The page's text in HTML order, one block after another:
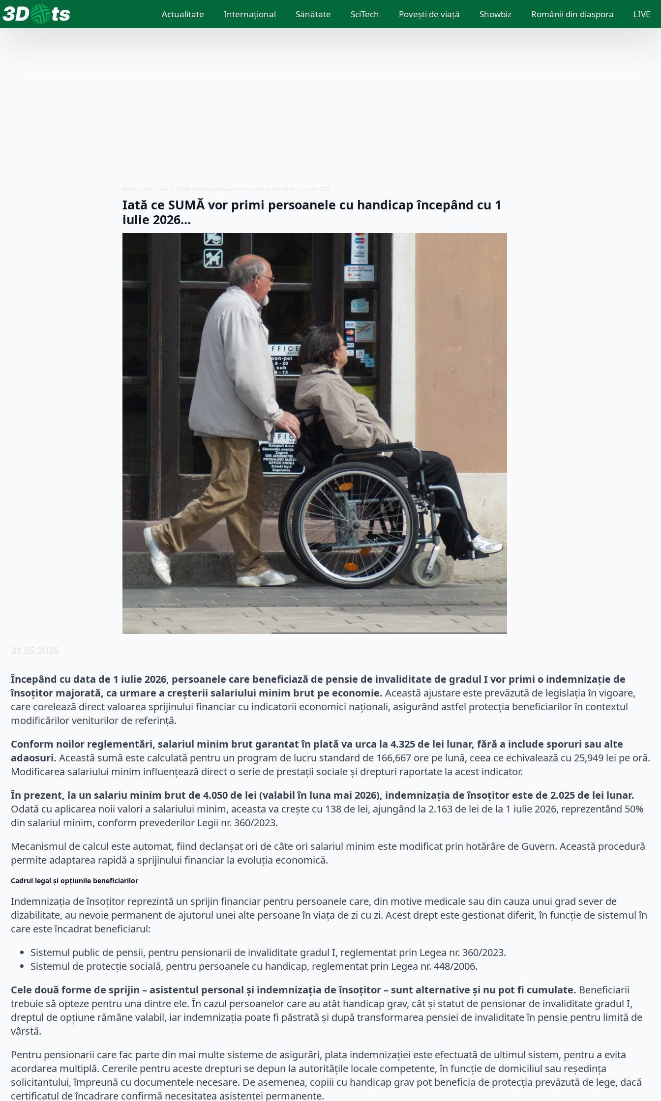
Actualitate Internațional Sănătate SciTech Povești de viață Showbiz Românii din diaspora LIVE
Iată ce SUMĂ vor primi persoanele cu handicap începând cu 1
iulie 2026…
31.05.2026
Începând cu data de 1 iulie 2026, persoanele care beneficiază de pensie de invaliditate de gradul I vor primi o indemnizație de
însoțitor majorată, ca urmare a creșterii salariului minim brut pe economie. Această ajustare este prevăzută de legislația în vigoare,
care corelează direct valoarea sprijinului financiar cu indicatorii economici naționali, asigurând astfel protecția beneficiarilor în contextul
modificărilor veniturilor de referință.
Conform noilor reglementări, salariul minim brut garantat în plată va urca la 4.325 de lei lunar, fără a include sporuri sau alte
adaosuri. Această sumă este calculată pentru un program de lucru standard de 166,667 ore pe lună, ceea ce echivalează cu 25,949 lei pe oră.
Modificarea salariului minim influențează direct o serie de prestații sociale și drepturi raportate la acest indicator.
În prezent, la un salariu minim brut de 4.050 de lei (valabil în luna mai 2026), indemnizația de însoțitor este de 2.025 de lei lunar.
Odată cu aplicarea noii valori a salariului minim, aceasta va crește cu 138 de lei, ajungând la 2.163 de lei de la 1 iulie 2026, reprezentând 50%
din salariul minim, conform prevederilor Legii nr. 360/2023.
Mecanismul de calcul este automat, fiind declanșat ori de câte ori salariul minim este modificat prin hotărâre de Guvern. Această procedură
permite adaptarea rapidă a sprijinului financiar la evoluția economică.
Cadrul legal și opțiunile beneficiarilor
Indemnizația de însoțitor reprezintă un sprijin financiar pentru persoanele care, din motive medicale sau din cauza unui grad sever de
dizabilitate, au nevoie permanent de ajutorul unei alte persoane în viața de zi cu zi. Acest drept este gestionat diferit, în funcție de sistemul în
care este încadrat beneficiarul:
Sistemul public de pensii, pentru pensionarii de invaliditate gradul I, reglementat prin Legea nr. 360/2023.
Sistemul de protecție socială, pentru persoanele cu handicap, reglementat prin Legea nr. 448/2006.
Cele două forme de sprijin – asistentul personal și indemnizația de însoțitor – sunt alternative și nu pot fi cumulate. Beneficiarii
trebuie să opteze pentru una dintre ele. În cazul persoanelor care au atât handicap grav, cât și statut de pensionar de invaliditate gradul I,
dreptul de opțiune rămâne valabil, iar indemnizația poate fi păstrată și după transformarea pensiei de invaliditate în pensie pentru limită de
vârstă.
Pentru pensionarii care fac parte din mai multe sisteme de asigurări, plata indemnizației este efectuată de ultimul sistem, pentru a evita
acordarea multiplă. Cererile pentru aceste drepturi se depun la autoritățile locale competente, în funcție de domiciliul sau reședința
solicitantului, împreună cu documentele necesare. De asemenea, copiii cu handicap grav pot beneficia de protecția prevăzută de lege, dacă
certificatul de încadrare confirmă necesitatea asistenței permanente.